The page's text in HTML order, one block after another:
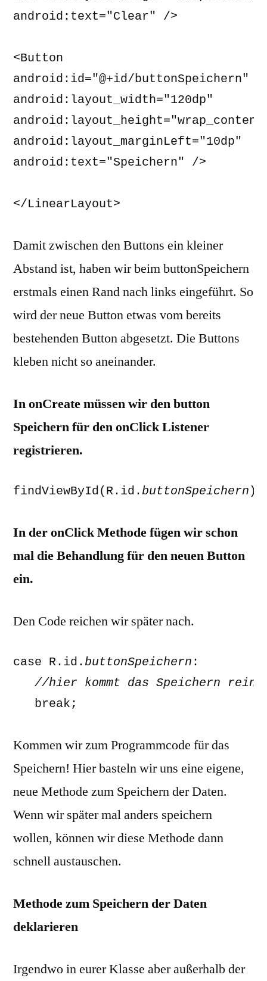
android:text="Clear" />
<Button
android:id="@+id/buttonSpeichern"
android:layout_width="120dp"
android:layout_marginLeft="10dp"
android:text="Speichern" />
</LinearLayout>
Damit zwischen den Buttons ein kleiner
Abstand ist, haben wir beim buttonSpeichern
erstmals einen Rand nach links eingeführt. So
wird der neue Button etwas vom bereits
bestehenden Button abgesetzt. Die Buttons
kleben nicht so aneinander.
In onCreate müssen wir den button
Speichern für den onClick Listener
registrieren.
findViewById(R.id.buttonSpeichern
In der onClick Methode fügen wir schon
mal die Behandlung für den neuen Button
ein.
Den Code reichen wir später nach.
case R.id.buttonSpeichern
   break;
Kommen wir zum Programmcode für das
Speichern! Hier basteln wir uns eine eigene,
neue Methode zum Speichern der Daten.
Wenn wir später mal anders speichern
wollen, können wir diese Methode dann
schnell austauschen.
Methode zum Speichern der Daten
deklarieren
Irgendwo in eurer Klasse aber außerhalb der